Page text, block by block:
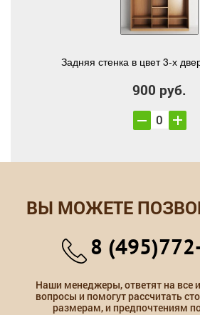
Задняя стенка в цвет 3-х
900 руб.
ВЫ МОЖЕТЕ
8
Наши менеджеры, ответят на все
вопросы и помогут рассчитать
размерам, и предпочтениям